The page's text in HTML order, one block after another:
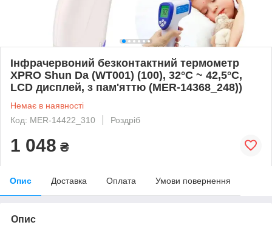
Інфрачервоний безконтактний термометр
XPRO Shun Da (WT001) (100), 32°C ~ 42,5°C,
LCD дисплей, з пам'яттю (MER-14368_248))
Немає в наявності
Код: MER-14422_310
Роздріб
1 048 ₴
Опис Доставка Оплата Умови повернення
Опис